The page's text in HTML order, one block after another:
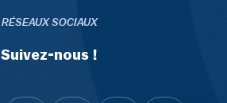
RÉSEAUX SOCIAUX
Suivez-nous !